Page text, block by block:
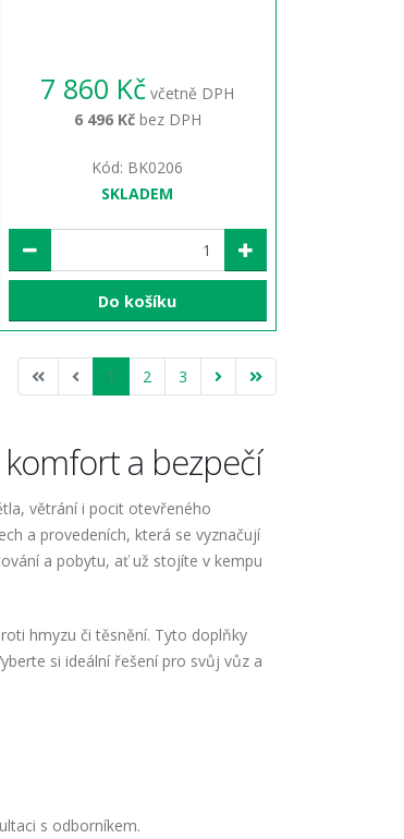
7 860 Kč včetně DPH
6 496 Kčbez DPH
Kód: BK0206
SKLADEM
Do košíku
1 2 3
a bezpečí
větrání i pocit otevřeného
a provedeních, která se vyznačují
a pobytu, ať už stojíte v kempu
hmyzu či těsnění. Tyto doplňky
si ideální řešení pro svůj vůz a
s odborníkem.